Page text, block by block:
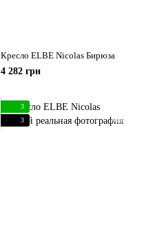
Кресло ELBE Nicolas Бирюза
4 282 грн
3
3